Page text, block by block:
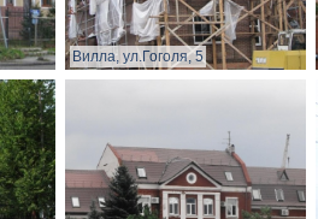
Вилла, ул.Гоголя, 5